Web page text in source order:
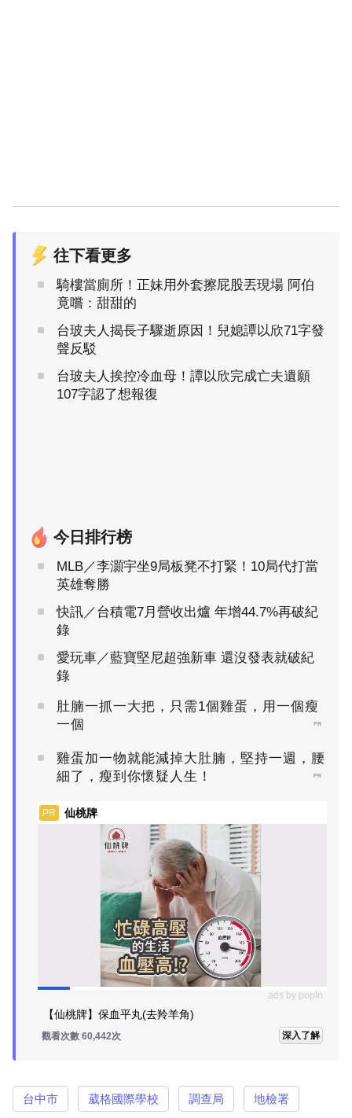
往下看更多
騎樓當廁所！正妹用外套擦屁股丟現場 阿伯
竟嚐：甜甜的
台玻夫人揭長子驟逝原因！兒媳譚以欣71字發
聲反駁
台玻夫人挨控冷血母！譚以欣完成亡夫遺願
107字認了想報復
今日排行榜
MLB／李灝宇坐9局板凳不打緊！10局代打當
英雄奪勝
快訊／台積電7月營收出爐 年增44.7%再破紀
錄
愛玩車／藍寶堅尼超強新車 還沒發表就破紀
錄
肚腩一抓一大把，只需1個雞蛋，用一個瘦
一個
PR
雞蛋加一物就能減掉大肚腩，堅持一週，腰
細了，瘦到你懷疑人生！
PR
PR 仙桃牌
ads by popIn
【仙桃牌】保血平丸(去羚羊角)
觀看次數 60,449次 深入了解
台中市 葳格國際學校 調查局 地檢署